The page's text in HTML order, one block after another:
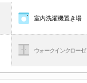
室内洗濯機置き場
ウォークインクローゼ